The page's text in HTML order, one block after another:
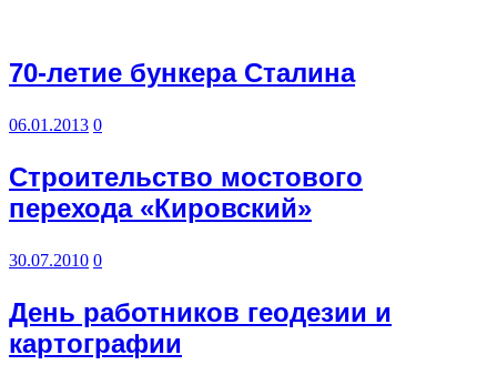
70-летие бункера Сталина
06.01.2013 0
Строительство мостового
перехода «Кировский»
30.07.2010 0
День работников геодезии и
картографии